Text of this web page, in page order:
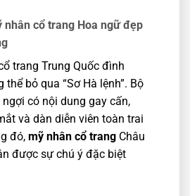
nhân cổ trang Hoa ngữ đẹp
trang Trung Quốc đình
bỏ qua “Sơ Hà lệnh”. Bộ
có nội dung gay cấn,
và dàn diễn viên toàn trai
đó, mỹ nhân cổ trang Châu
được sự chú ý đặc biệt